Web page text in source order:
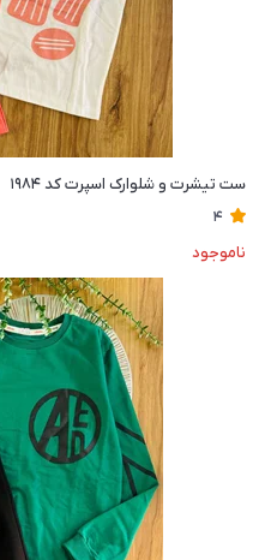
ست تیشرت و شلوارک اسپرت کد ۱۹۸۴
4
ناموجود